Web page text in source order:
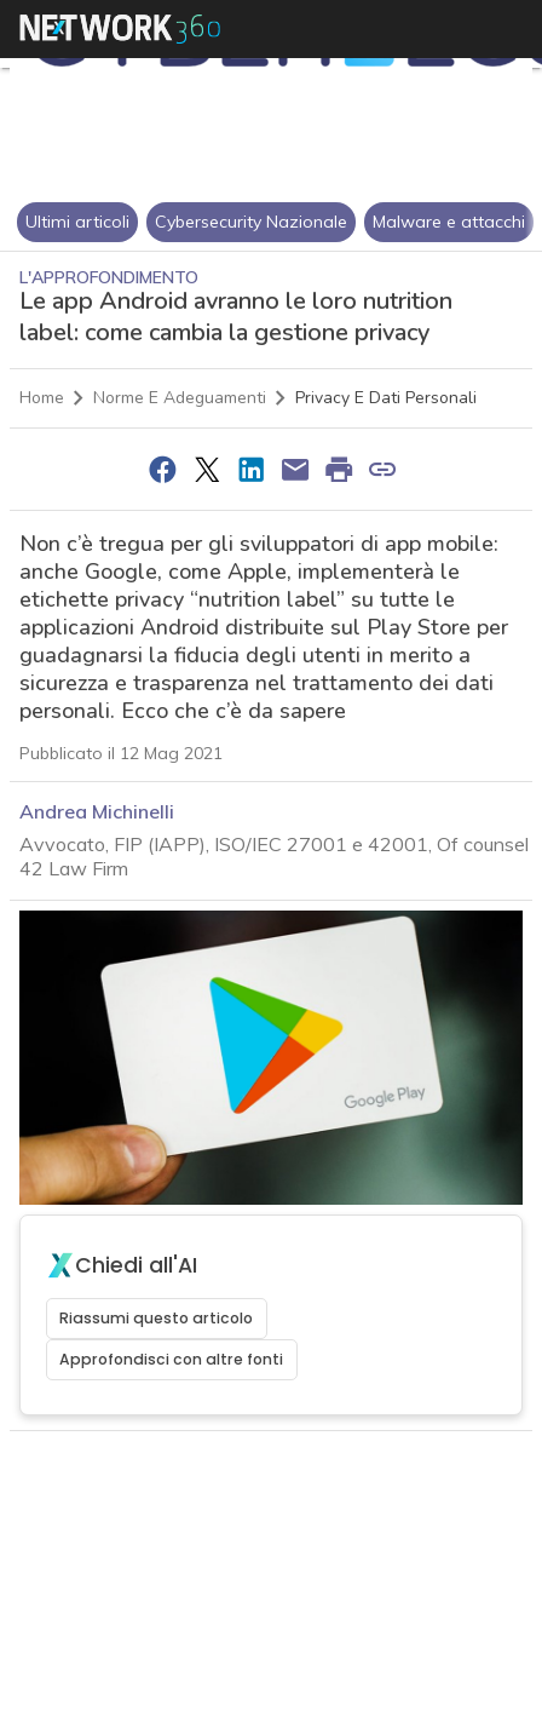
Ultimi articoli Cybersecurity Nazionale Malware e attacchi
L'APPROFONDIMENTO
Le app Android avranno le loro nutrition
label: come cambia la gestione privacy
Home Norme E Adeguamenti Privacy E Dati Personali
Non c’è tregua per gli sviluppatori di app mobile:
anche Google, come Apple, implementerà le
etichette privacy “nutrition label” su tutte le
applicazioni Android distribuite sul Play Store per
guadagnarsi la fiducia degli utenti in merito a
sicurezza e trasparenza nel trattamento dei dati
personali. Ecco che c’è da sapere
Pubblicato il 12 Mag 2021
Andrea Michinelli
Avvocato, FIP (IAPP), ISO/IEC 27001 e 42001, Of counsel
42 Law Firm
Chiedi all'AI
Riassumi questo articolo
Approfondisci con altre fonti